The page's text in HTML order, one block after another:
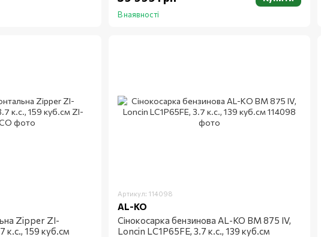
В наявності
Zipper ZI-
к.с., 159 куб.см
Артикул: 114098
AL-KO
Сінокосарка бензинова AL-KO BM 875 IV,
Loncin LC1P65FE, 3.7 к.с., 139 куб.см